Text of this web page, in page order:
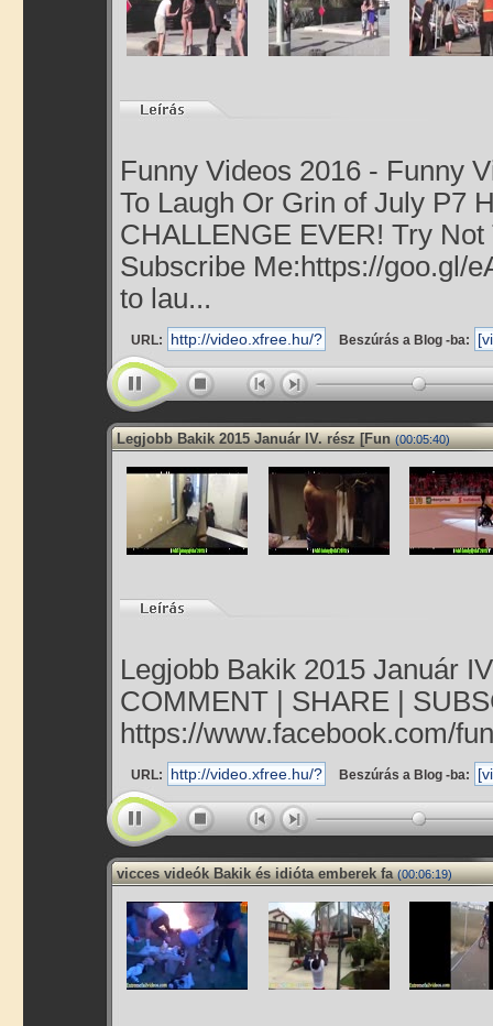
Funny Videos 2016 - Funny
To Laugh Or Grin of July P7
CHALLENGE EVER! Try
Subscribe Me:https://goo.gl/
to lau...
URL: Beszúrás a Blog -ba:
Legjobb Bakik 2015 Január IV. rész [Fun(00:05:40)
Legjobb Bakik 2015 Január
COMMENT | SHARE |
https://www.facebook.com/
URL: Beszúrás a Blog -ba:
vicces videók Bakik és idióta emberek fa (00:06:19)